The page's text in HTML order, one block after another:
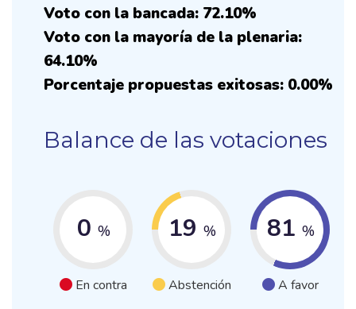
Voto con la bancada: 72.10%
Voto con la mayoría de la plenaria:
64.10%
Porcentaje propuestas exitosas: 0.00%
Balance de las votaciones
0 %
En contra
19 %
Abstención
81 %
A favor